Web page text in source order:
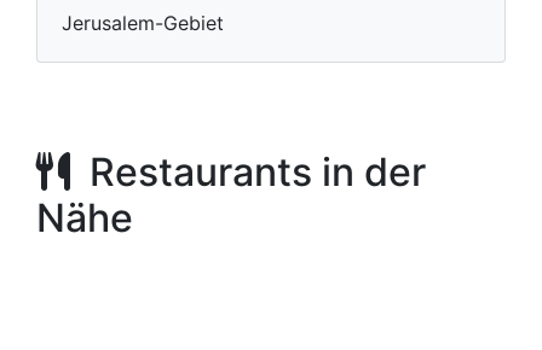
Jerusalem-Gebiet
Restaurants in der
Nähe